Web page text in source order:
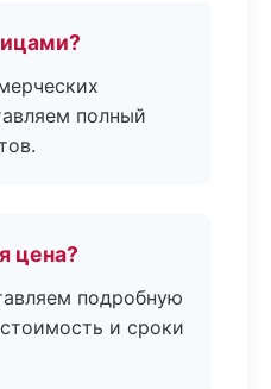
полный
цена?
подробную
и сроки